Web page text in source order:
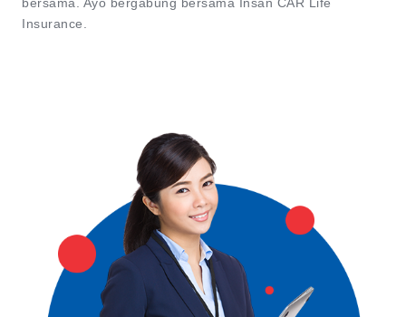
Insurance.